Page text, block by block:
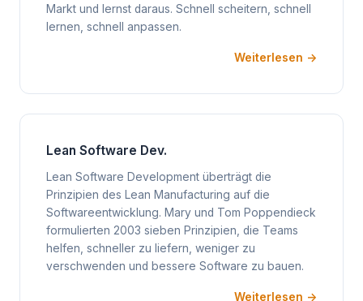
Markt und lernst daraus. Schnell scheitern, schnell
lernen, schnell anpassen.
Weiterlesen →
Lean Software Dev.
Lean Software Development überträgt die
Prinzipien des Lean Manufacturing auf die
Softwareentwicklung. Mary und Tom Poppendieck
formulierten 2003 sieben Prinzipien, die Teams
helfen, schneller zu liefern, weniger zu
verschwenden und bessere Software zu bauen.
Weiterlesen →